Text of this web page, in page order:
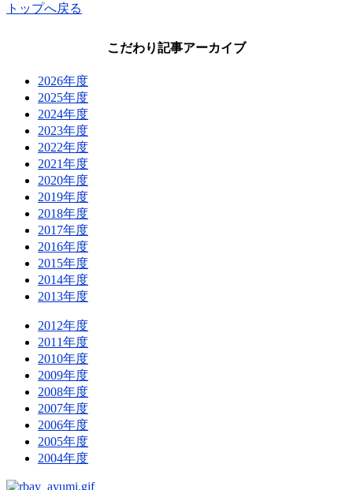
トップへ戻る
こだわり記事アーカイブ
2026年度
2025年度
2024年度
2023年度
2022年度
2021年度
2020年度
2019年度
2018年度
2017年度
2016年度
2015年度
2014年度
2013年度
2012年度
2011年度
2010年度
2009年度
2008年度
2007年度
2006年度
2005年度
2004年度